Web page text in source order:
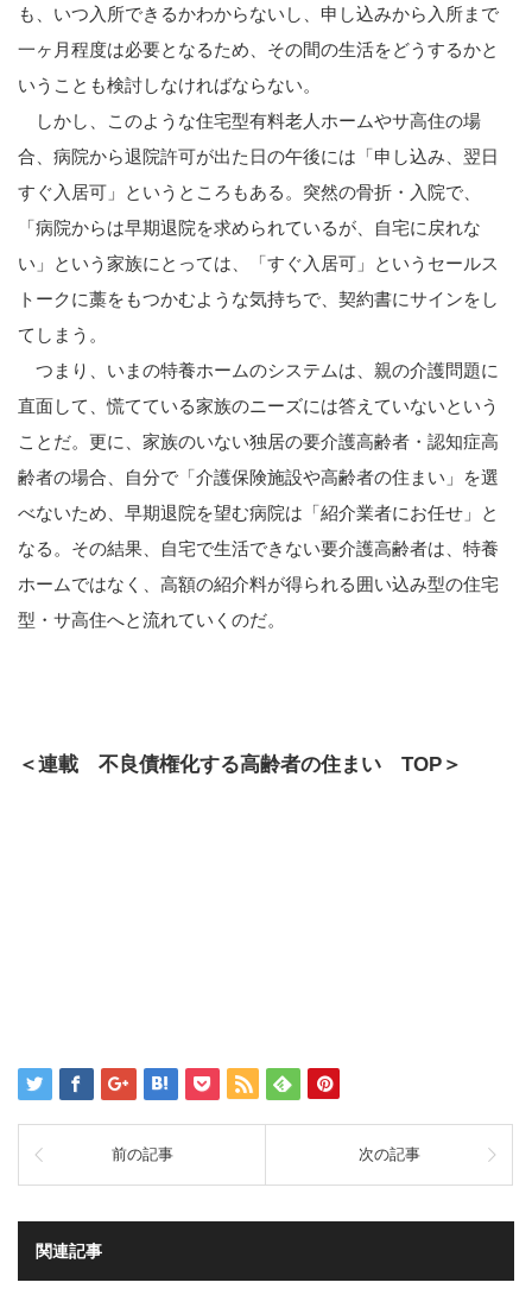
も、いつ入所できるかわからないし、申し込みから入所まで
一ヶ月程度は必要となるため、その間の生活をどうするかと
いうことも検討しなければならない。
しかし、このような住宅型有料老人ホームやサ高住の場
合、病院から退院許可が出た日の午後には「申し込み、翌日
すぐ入居可」というところもある。突然の骨折・入院で、
「病院からは早期退院を求められているが、自宅に戻れな
い」という家族にとっては、「すぐ入居可」というセールス
トークに藁をもつかむような気持ちで、契約書にサインをし
てしまう。
つまり、いまの特養ホームのシステムは、親の介護問題に
直面して、慌てている家族のニーズには答えていないという
ことだ。更に、家族のいない独居の要介護高齢者・認知症高
齢者の場合、自分で「介護保険施設や高齢者の住まい」を選
べないため、早期退院を望む病院は「紹介業者にお任せ」と
なる。その結果、自宅で生活できない要介護高齢者は、特養
ホームではなく、高額の紹介料が得られる囲い込み型の住宅
型・サ高住へと流れていくのだ。
＜連載 不良債権化する高齢者の住まい TOP＞
前の記事 次の記事
関連記事